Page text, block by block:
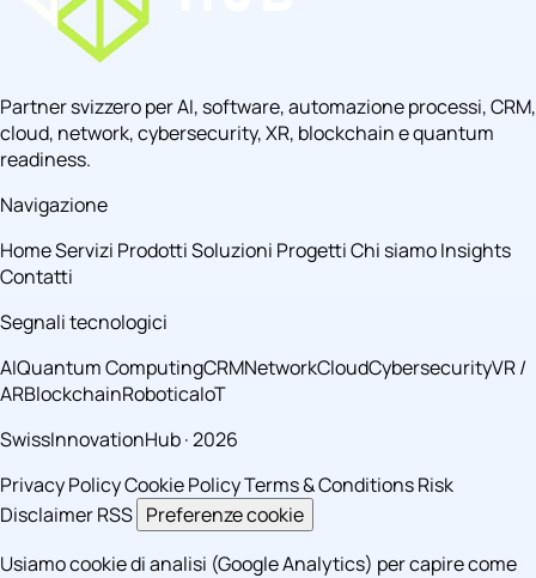
Partner svizzero per AI, software, automazione processi, CRM,
cloud, network, cybersecurity, XR, blockchain e quantum
readiness.
Navigazione
HomeServizi ProdottiSoluzioni ProgettiChi siamoInsights
Contatti
Segnali tecnologici
AIQuantum ComputingCRMNetworkCloudCybersecurityVR /
ARBlockchainRoboticaIoT
SwissInnovationHub · 2026
Privacy PolicyCookie PolicyTerms & ConditionsRisk
DisclaimerRSS Preferenze cookie
Usiamo cookie di analisi (Google Analytics) per capire come